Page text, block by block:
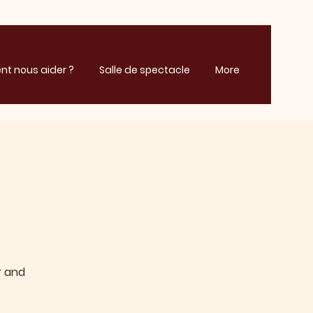
nous aider ? Salle de spectacle More
and